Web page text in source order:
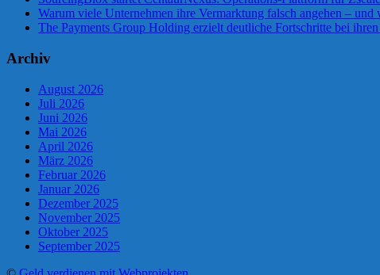
Warum viele Unternehmen ihre Vermarktung falsch angehen – und
The Payments Group Holding erzielt deutliche Fortschritte bei
Archiv
August 2026
Juli 2026
Juni 2026
Mai 2026
April 2026
März 2026
Februar 2026
Januar 2026
Dezember 2025
November 2025
Oktober 2025
September 2025